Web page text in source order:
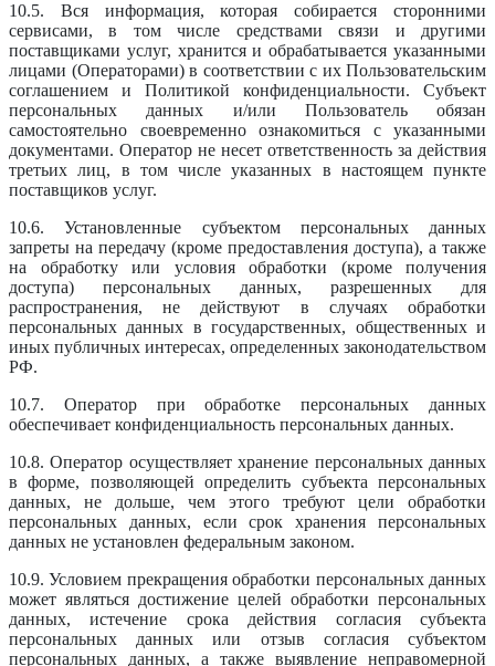
10.5. Вся информация, которая собирается сторонними
сервисами, в том числе средствами связи и другими
поставщиками услуг, хранится и обрабатывается указанными
лицами (Операторами) в соответствии с их Пользовательским
соглашением и Политикой конфиденциальности. Субъект
персональных данных и/или Пользователь обязан
самостоятельно своевременно ознакомиться с указанными
документами. Оператор не несет ответственность за действия
третьих лиц, в том числе указанных в настоящем пункте
поставщиков услуг.
10.6. Установленные субъектом персональных данных
запреты на передачу (кроме предоставления доступа), а также
на обработку или условия обработки (кроме получения
доступа) персональных данных, разрешенных для
распространения, не действуют в случаях обработки
персональных данных в государственных, общественных и
иных публичных интересах, определенных законодательством
РФ.
10.7. Оператор при обработке персональных данных
обеспечивает конфиденциальность персональных данных.
10.8. Оператор осуществляет хранение персональных данных
в форме, позволяющей определить субъекта персональных
данных, не дольше, чем этого требуют цели обработки
персональных данных, если срок хранения персональных
данных не установлен федеральным законом.
10.9. Условием прекращения обработки персональных данных
может являться достижение целей обработки персональных
данных, истечение срока действия согласия субъекта
персональных данных или отзыв согласия субъектом
персональных данных, а также выявление неправомерной